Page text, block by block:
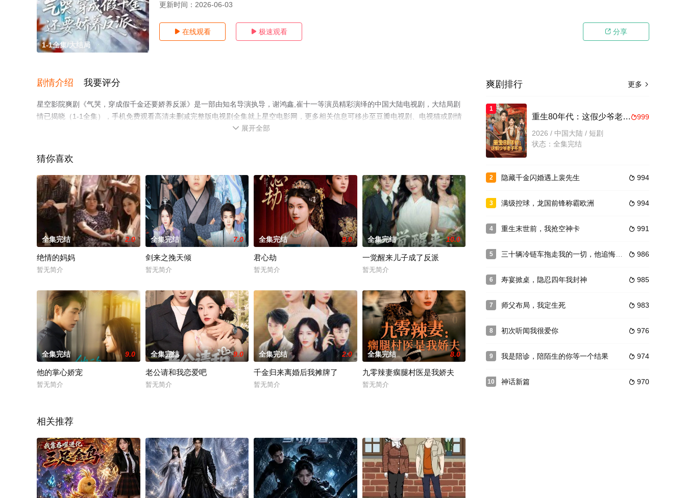
1-1全集/大结局
更新时间： 2026-06-03
 在线观看  极速观看  分享
剧情介绍 我要评分
星空影院爽剧《气哭，穿成假千金还要娇养反派》是一部由知名导演执导，谢鸿鑫,崔十一等演员精彩演绎的中国大陆电视剧，大结局剧
情已揭晓（1-1全集），手机免费观看高清未删减完整版电视剧全集就上星空电影网，更多相关信息可移步至豆瓣电视剧、电视猫或剧情
 展开全部
猜你喜欢
全集完结 2.0
绝情的妈妈
暂无简介
全集完结 7.0
剑来之挽天倾
暂无简介
全集完结 9.0
君心劫
暂无简介
全集完结 10.0
一觉醒来儿子成了反派
暂无简介
全集完结 9.0
他的掌心娇宠
暂无简介
全集完结 9.0
老公请和我恋爱吧
暂无简介
全集完结 2.0
千金归来离婚后我摊牌了
暂无简介
全集完结 8.0
九零辣妻瘸腿村医是我娇夫
暂无简介
相关推荐
更多 
爽剧排行
1
999
重生80年代：这假少爷老子不当
2026 / 中国大陆 / 短剧
状态：全集完结
2  994
隐藏千金闪婚遇上裴先生
3  994
满级控球，龙国前锋称霸欧洲
4  991
重生末世前，我抢空神卡
5  986
三十辆冷链车拖走我的一切，他追悔莫及
6  985
寿宴掀桌，隐忍四年我封神
7  983
师父布局，我定生死
8  976
初次听闻我很爱你
9  974
我是陪诊，陪陌生的你等一个结果
10  970
神话新篇